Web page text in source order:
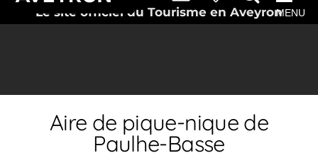
Le site officiel du Tourisme en AveyronMENU
Aire de pique-nique de
Paulhe-Basse